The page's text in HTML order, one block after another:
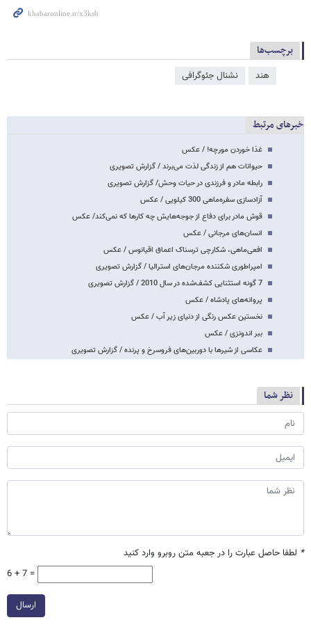
برچسب‌ها
هند نشنال جئوگرافی
خبرهای مرتبط
غذا خوردن مورچه! / عکس
حیوانات هم از زندگی لذت می‌برند / گزارش تصویری
رابطه مادر و فرزندی در حیات وحش/ گزارش تصویری
آزادسازی سفره‌ماهی 300 کیلویی / عکس
قوش مادر برای دفاع از جوجه‌هایش چه کارها که نمی‌کند/ عکس
انسان‌های مرجانی / عکس
افعی‌ماهی، شکارچی ترسناک اعماق اقیانوس / عکس
امپراطوری شکننده مرجان‌های استرالیا / گزارش تصویری
7 گونه استثنایی کشف‌شده در سال 2010 / گزارش تصویری
پروانه‌های پادشاه / عکس
نخستین عکس رنگی از دنیای زیر آب / عکس
ببر اندونزی / عکس
عکاسی از شیرها با دوربین‌های فروسرخ و پرنده / گزارش تصویری
نظر شما
* لطفا حاصل عبارت را در جعبه متن روبرو وارد کنید
6 + 7 =
ارسال